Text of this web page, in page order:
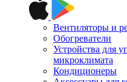
Вентиляторы и
Обогреватели
Устройства для
микроклимата
Кондиционеры